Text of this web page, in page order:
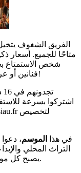
الفريق الشغوف
متاحًا للجميع. أسعار
شخص الاستمتاع
فنانين أو عروض كوميدية: هناك ما يناسب جميع الرغبات!
اشتركوا بسرعة
في هذا الموسم،
التراث المحلي
يصبح كل موعد فرصة للتبادل والاكتشافات غير المتوقعة.